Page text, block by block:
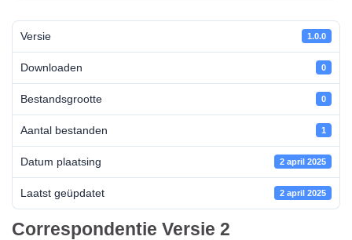
Versie 1.0.0
Downloaden 0
Bestandsgrootte 0
Aantal bestanden 1
Datum plaatsing 2 april 2025
Laatst geüpdatet 2 april 2025
Correspondentie Versie 2